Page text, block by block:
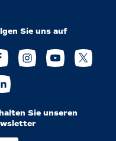
Sie uns auf
Sie unseren